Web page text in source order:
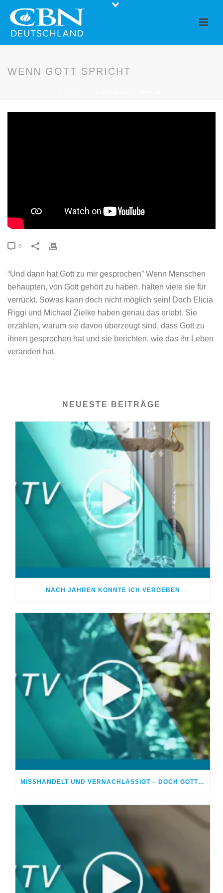
WENN GOTT SPRICHT
0
“Und dann hat Gott zu mir gesprochen” Wenn Menschen
behaupten, von Gott gehört zu haben, halten viele sie für
verrückt. Sowas kann doch nicht möglich sein! Doch Elicia
Riggi und Michael Zielke haben genau das erlebt. Sie
erzählen, warum sie davon überzeugt sind, dass Gott zu
ihnen gesprochen hat und sie berichten, wie das ihr Leben
verändert hat.
NEUESTE BEITRÄGE
NACH JAHREN KONNTE ICH VERGEBEN
MISSHANDELT UND VERNACHLÄSSIGT – DOCH GOTT HEILTE MEINE WUNDEN